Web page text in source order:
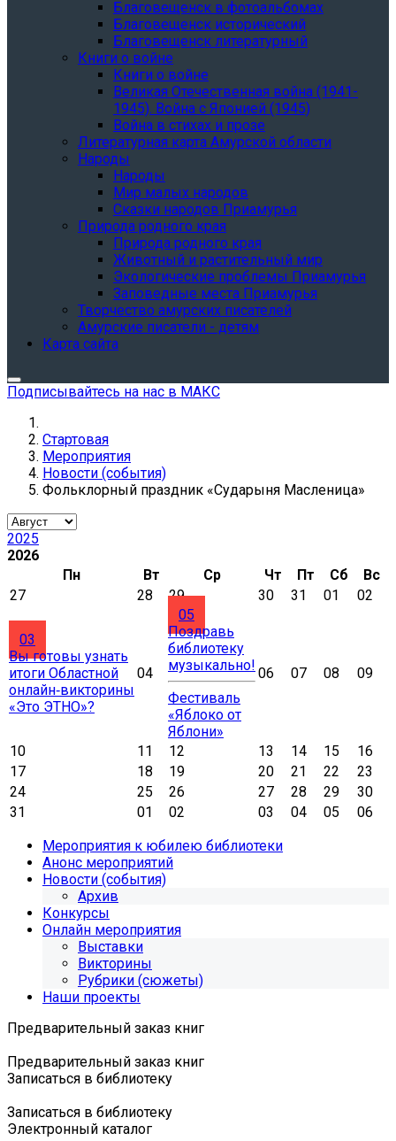
Благовещенск в фотоальбомах
Благовещенск исторический
Благовещенск литературный
Книги о войне
Книги о войне
Великая Отечественная война (1941-
1945). Война с Японией (1945)
Война в стихах и прозе
Литературная карта Амурской области
Народы
Народы
Мир малых народов
Сказки народов Приамурья
Природа родного края
Природа родного края
Животный и растительный мир
Экологические проблемы Приамурья
Заповедные места Приамурья
Творчество амурских писателей
Амурские писатели - детям
Карта сайта
Подписывайтесь на нас в МАКС
Стартовая
Мероприятия
Новости (события)
Фольклорный праздник «Сударыня Масленица»
2025
2026
Пн
Вт Ср Чт Пт Сб
Вс
27
28 29 30 31 01 02
03
Вы готовы узнать
итоги Областной
онлайн‑викторины
«Это ЭТНО»?
04
05
Поздравь
библиотеку
музыкально!
Фестиваль
«Яблоко от
Яблони»
06 07 08 09
10 11 12 13 14 15
16
17
18 19 20 21 22
23
24
25 26 27 28 29
30
31
01 02 03 04 05
06
Мероприятия к юбилею библиотеки
Анонс мероприятий
Новости (события)
Архив
Конкурсы
Онлайн мероприятия
Выставки
Викторины
Рубрики (сюжеты)
Наши проекты
Предварительный заказ книг
Предварительный заказ книг
Записаться в библиотеку
Записаться в библиотеку
Электронный каталог